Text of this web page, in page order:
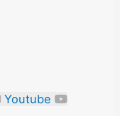
Youtube